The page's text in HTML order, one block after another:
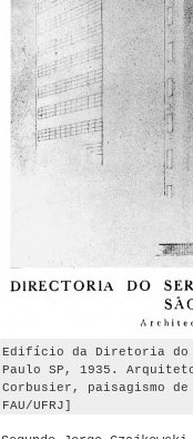
Edifício da Diretoria do
Paulo SP, 1935.
Corbusier, paisagismo de
FAU/UFRJ]